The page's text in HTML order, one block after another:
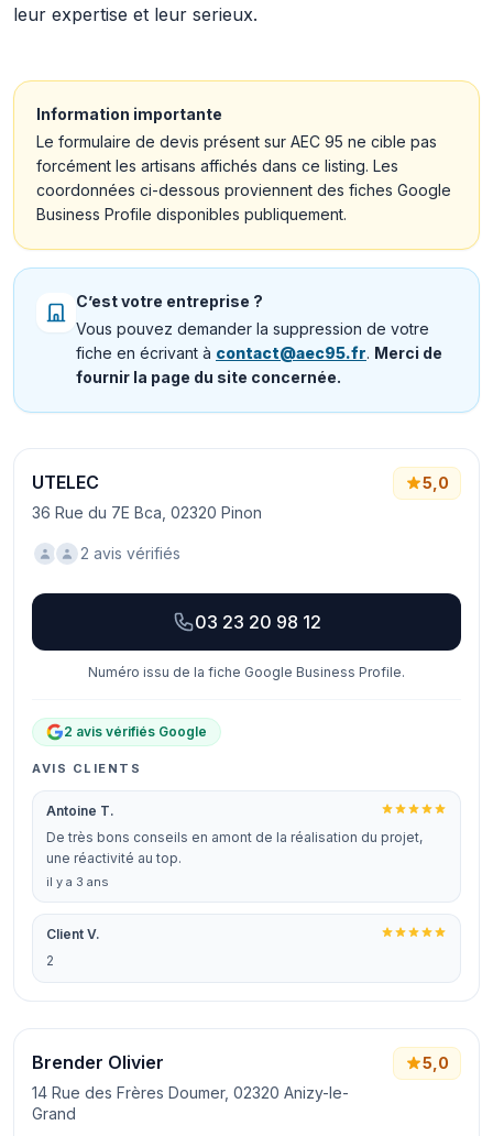
leur expertise et leur serieux.
Information importante
Le formulaire de devis présent sur AEC 95 ne cible pas
forcément les artisans affichés dans ce listing. Les
coordonnées ci-dessous proviennent des fiches Google
Business Profile disponibles publiquement.
C’est votre entreprise ?
Vous pouvez demander la suppression de votre
fiche en écrivant à contact@aec95.fr. Merci de
fournir la page du site concernée.
UTELEC
36 Rue du 7E Bca, 02320 Pinon
5,0
2 avis vérifiés
03 23 20 98 12
Numéro issu de la fiche Google Business Profile.
2 avis vérifiés Google
AVIS CLIENTS
Antoine T.
De très bons conseils en amont de la réalisation du projet,
une réactivité au top.
il y a 3 ans
Client V.
2
Brender Olivier
14 Rue des Frères Doumer, 02320 Anizy-le-
Grand
5,0